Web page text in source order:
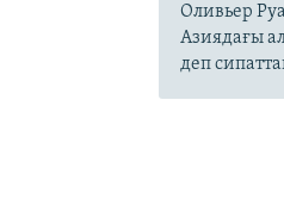
Оливьер
Азиядағы
деп